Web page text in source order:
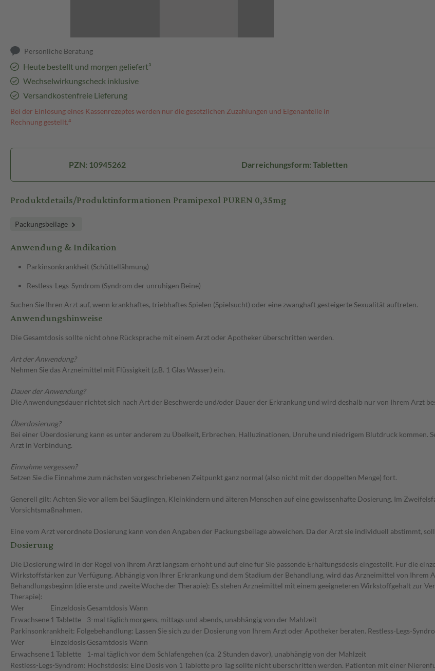
Persönliche Beratung
Heute bestellt und morgen geliefert³
Wechselwirkungscheck inklusive
Versandkostenfreie Lieferung
Bei der Einlösung eines Kassenrezeptes werden nur die gesetzlichen Zuzahlungen und Eigenanteile in
Rechnung gestellt.⁴
PZN: 10945262 Darreichungsform: Tabletten
Produktdetails/Produktinformationen Pramipexol PUREN 0,35mg
Packungsbeilage
Anwendung & Indikation
Parkinsonkrankheit (Schüttellähmung)
Restless-Legs-Syndrom (Syndrom der unruhigen Beine)
Suchen Sie Ihren Arzt auf, wenn krankhaftes, triebhaftes Spielen (Spielsucht) oder eine zwanghaft gesteigerte Sexualität auftreten.
Anwendungshinweise
Die Gesamtdosis sollte nicht ohne Rücksprache mit einem Arzt oder Apotheker überschritten werden.
Art der Anwendung?
Nehmen Sie das Arzneimittel mit Flüssigkeit (z.B. 1 Glas Wasser) ein.
Dauer der Anwendung?
Die Anwendungsdauer richtet sich nach Art der Beschwerde und/oder Dauer der Erkrankung und wird deshalb nur von Ihrem Arzt
Überdosierung?
Bei einer Überdosierung kann es unter anderem zu Übelkeit, Erbrechen, Halluzinationen, Unruhe und niedrigem Blutdruck kommen.
Arzt in Verbindung.
Einnahme vergessen?
Setzen Sie die Einnahme zum nächsten vorgeschriebenen Zeitpunkt ganz normal (also nicht mit der doppelten Menge) fort.
Generell gilt: Achten Sie vor allem bei Säuglingen, Kleinkindern und älteren Menschen auf eine gewissenhafte Dosierung. Im
Vorsichtsmaßnahmen.
Eine vom Arzt verordnete Dosierung kann von den Angaben der Packungsbeilage abweichen. Da der Arzt sie individuell abstimmt,
Dosierung
Die Dosierung wird in der Regel von Ihrem Arzt langsam erhöht und auf eine für Sie passende Erhaltungsdosis eingestellt. Für die
Wirkstoffstärken zur Verfügung. Abhängig von Ihrer Erkrankung und dem Stadium der Behandlung, wird das Arzneimittel von
Behandlungsbeginn (die erste und zweite Woche der Therapie): Es stehen Arzneimittel mit einem geeigneteren Wirkstoffgehalt zur
Therapie):
Wer
Einzeldosis Gesamtdosis Wann
Erwachsene 1 Tablette 3-mal täglich morgens, mittags und abends, unabhängig von der Mahlzeit
Parkinsonkrankheit: Folgebehandlung: Lassen Sie sich zu der Dosierung von Ihrem Arzt oder Apotheker beraten. Restless-Legs-
Wer
Einzeldosis Gesamtdosis Wann
Erwachsene 1 Tablette 1-mal täglichvor dem Schlafengehen (ca. 2 Stunden davor), unabhängig von der Mahlzeit
Restless-Legs-Syndrom: Höchstdosis: Eine Dosis von 1 Tablette pro Tag sollte nicht überschritten werden. Patienten mit einer